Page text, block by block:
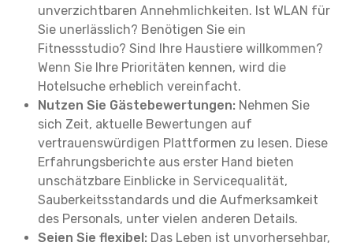
unverzichtbaren Annehmlichkeiten. Ist WLAN für
Sie unerlässlich? Benötigen Sie ein
Fitnessstudio? Sind Ihre Haustiere willkommen?
Wenn Sie Ihre Prioritäten kennen, wird die
Hotelsuche erheblich vereinfacht.
Nutzen Sie Gästebewertungen: Nehmen Sie
sich Zeit, aktuelle Bewertungen auf
vertrauenswürdigen Plattformen zu lesen. Diese
Erfahrungsberichte aus erster Hand bieten
unschätzbare Einblicke in Servicequalität,
Sauberkeitsstandards und die Aufmerksamkeit
des Personals, unter vielen anderen Details.
Seien Sie flexibel: Das Leben ist unvorhersehbar,